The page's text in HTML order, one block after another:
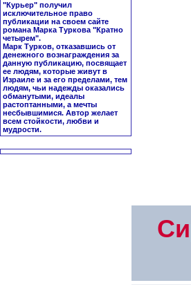
"Курьер" получил
исключительное право
публикации на своем сайте
романа Марка Туркова "Кратно
четырем".
Марк Турков, отказавшись от
денежного вознаграждения за
данную публикацию, посвящает
ее людям, которые живут в
Израиле и за его пределами, тем
людям, чьи надежды оказались
обманутыми, идеалы
растоптанными, а мечты
несбывшимися. Автор желает
всем стойкости, любви и
мудрости.